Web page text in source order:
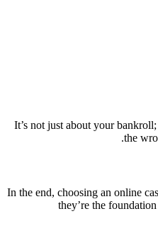
It’s not just about your
the
In the end, choosing an online
they’re the